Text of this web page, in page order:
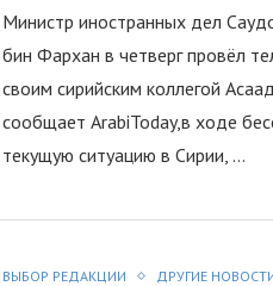
Министр иностранных дел
бин Фархан в четверг провёл
своим сирийским коллегой
сообщает ArabiToday,в ходе
текущую ситуацию в Сирии, …
ВЫБОР РЕДАКЦИИ ДРУГИЕ